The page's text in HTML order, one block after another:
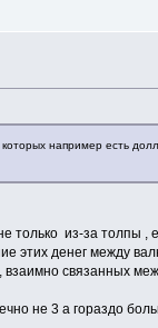
например есть
только из-за толпы
этих денег между
связанных
не 3 а гораздо